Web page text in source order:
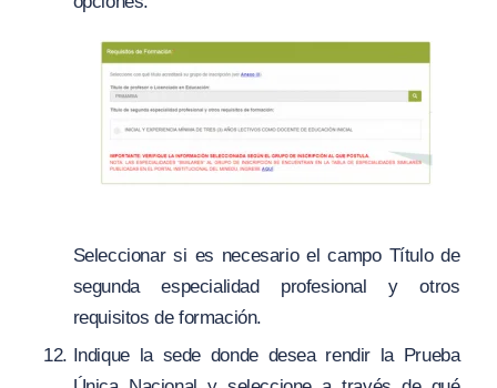
Seleccionar si es necesario el campo Título de
segunda especialidad profesional y otros
requisitos de formación.
Indique la sede donde desea rendir la Prueba